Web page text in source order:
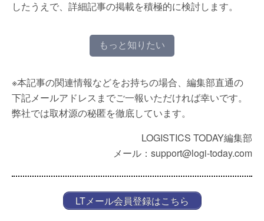
したうえで、詳細記事の掲載を積極的に検討します。
もっと知りたい
※本記事の関連情報などをお持ちの場合、編集部直通の
下記メールアドレスまでご一報いただければ幸いです。
弊社では取材源の秘匿を徹底しています。
LOGISTICS TODAY編集部
メール：support@logi-today.com
LTメール会員登録はこちら